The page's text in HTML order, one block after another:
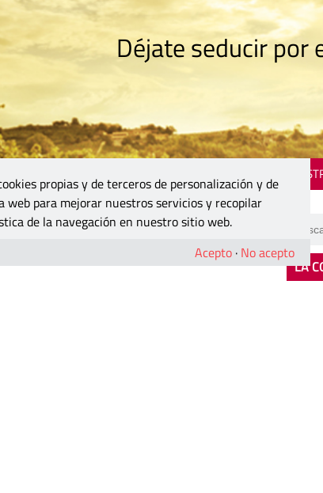
Déjate seducir por
LA
propias y de terceros de personalización y de
web para mejorar nuestros servicios y recopilar
de la navegación en nuestro sitio web.
Acepto · No acepto